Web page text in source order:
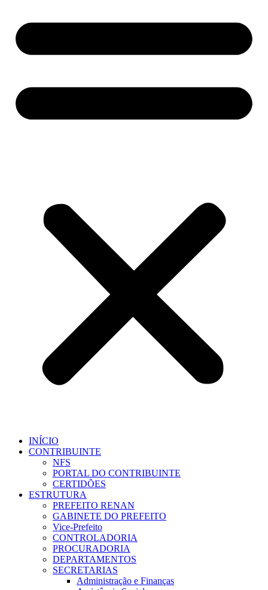
INÍCIO
CONTRIBUINTE
NFS
PORTAL DO CONTRIBUINTE
CERTIDÕES
ESTRUTURA
PREFEITO RENAN
GABINETE DO PREFEITO
Vice-Prefeito
CONTROLADORIA
PROCURADORIA
DEPARTAMENTOS
SECRETARIAS
Administração e Finanças